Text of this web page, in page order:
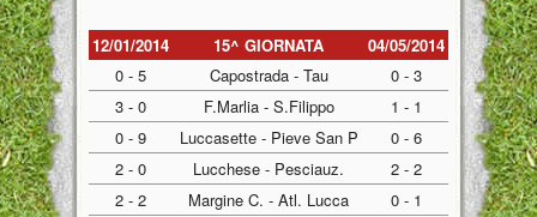
12/01/2014 15^ GIORNATA
04/05/2014
0 - 5
Capostrada - Tau
0 - 3
3 - 0
F.Marlia - S.Filippo
1 - 1
0 - 9
Luccasette - Pieve San P
0 - 6
2 - 0
Lucchese - Pesciauz.
2 - 2
2 - 2
Margine C. - Atl. Lucca
0 - 1